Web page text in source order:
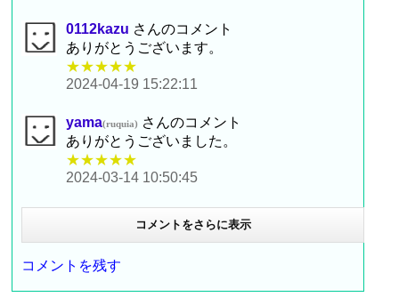
0112kazu さんのコメント
ありがとうございます。
★★★★★
2024-04-19 15:22:11
yama(ruquia) さんのコメント
ありがとうございました。
★★★★★
2024-03-14 10:50:45
コメントをさらに表示
コメントを残す